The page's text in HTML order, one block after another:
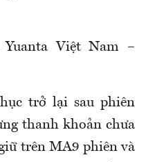
Yuanta Việt Nam –
trở lại sau phiên
thanh khoản chưa
trên MA9 phiên và